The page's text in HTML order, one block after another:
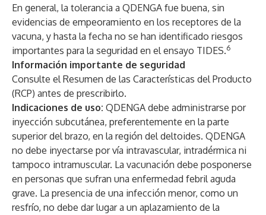
En general, la tolerancia a QDENGA fue buena, sin
evidencias de empeoramiento en los receptores de la
vacuna, y hasta la fecha no se han identificado riesgos
importantes para la seguridad en el ensayo TIDES.6
Información importante de seguridad
Consulte el Resumen de las Características del Producto
(RCP) antes de prescribirlo.
Indicaciones de uso: QDENGA debe administrarse por
inyección subcutánea, preferentemente en la parte
superior del brazo, en la región del deltoides. QDENGA
no debe inyectarse por vía intravascular, intradérmica ni
tampoco intramuscular. La vacunación debe posponerse
en personas que sufran una enfermedad febril aguda
grave. La presencia de una infección menor, como un
resfrío, no debe dar lugar a un aplazamiento de la